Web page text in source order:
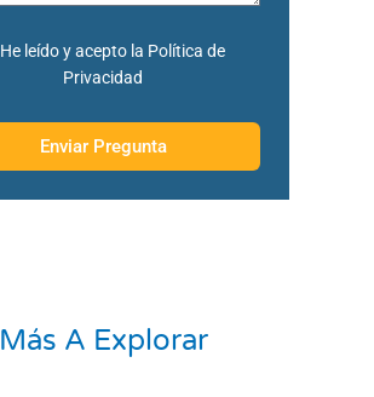
He leído y acepto la Política de
Privacidad
Enviar Pregunta
Más A Explorar